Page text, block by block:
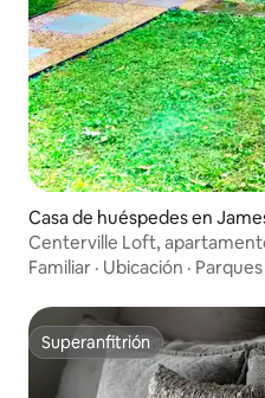
Casa de huéspedes en
Centerville Loft,
Familiar · Ubicación · Parques
Superanfitrión
Superanfitrión